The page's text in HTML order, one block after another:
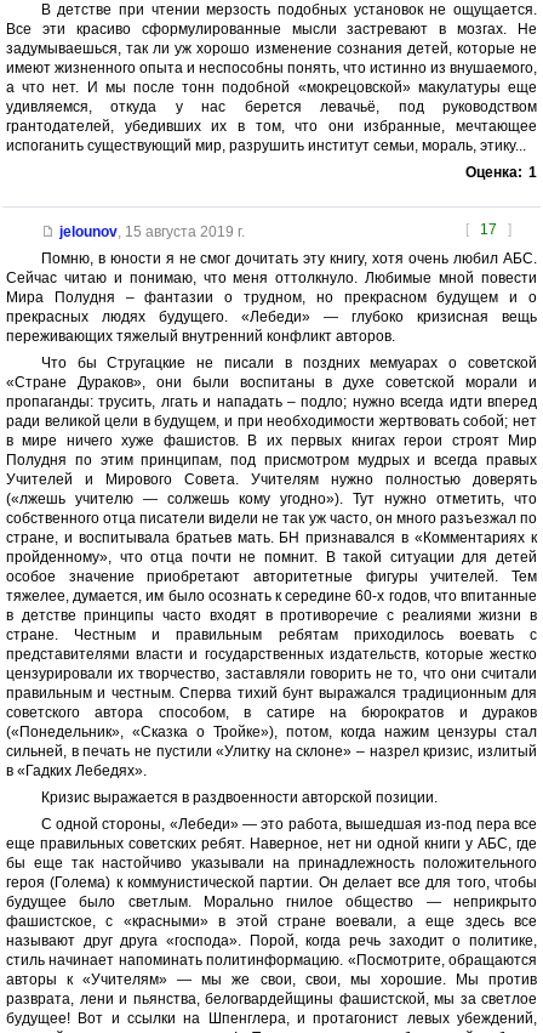
В детстве при чтении мерзость подобных установок не ощущается.
Все эти красиво сформулированные мысли застревают в мозгах. Не
задумываешься, так ли уж хорошо изменение сознания детей, которые не
имеют жизненного опыта и неспособны понять, что истинно из внушаемого,
а что нет. И мы после тонн подобной «мокрецовской» макулатуры еще
удивляемся, откуда у нас берется левачьё, под руководством
грантодателей, убедивших их в том, что они избранные, мечтающее
испоганить существующий мир, разрушить институт семьи, мораль, этику...
Оценка: 1
[ 17 ]
jelounov, 15 августа 2019 г.
Помню, в юности я не смог дочитать эту книгу, хотя очень любил АБС.
Сейчас читаю и понимаю, что меня оттолкнуло. Любимые мной повести
Мира Полудня – фантазии о трудном, но прекрасном будущем и о
прекрасных людях будущего. «Лебеди» — глубоко кризисная вещь
переживающих тяжелый внутренний конфликт авторов.
Что бы Стругацкие не писали в поздних мемуарах о советской
«Стране Дураков», они были воспитаны в духе советской морали и
пропаганды: трусить, лгать и нападать – подло; нужно всегда идти вперед
ради великой цели в будущем, и при необходимости жертвовать собой; нет
в мире ничего хуже фашистов. В их первых книгах герои строят Мир
Полудня по этим принципам, под присмотром мудрых и всегда правых
Учителей и Мирового Совета. Учителям нужно полностью доверять
(«лжешь учителю — солжешь кому угодно»). Тут нужно отметить, что
собственного отца писатели видели не так уж часто, он много разъезжал по
стране, и воспитывала братьев мать. БН признавался в «Комментариях к
пройденному», что отца почти не помнит. В такой ситуации для детей
особое значение приобретают авторитетные фигуры учителей. Тем
тяжелее, думается, им было осознать к середине 60-х годов, что впитанные
в детстве принципы часто входят в противоречие с реалиями жизни в
стране. Честным и правильным ребятам приходилось воевать с
представителями власти и государственных издательств, которые жестко
цензурировали их творчество, заставляли говорить не то, что они считали
правильным и честным. Сперва тихий бунт выражался традиционным для
советского автора способом, в сатире на бюрократов и дураков
(«Понедельник», «Сказка о Тройке»), потом, когда нажим цензуры стал
сильней, в печать не пустили «Улитку на склоне» – назрел кризис, излитый
в «Гадких Лебедях».
Кризис выражается в раздвоенности авторской позиции.
С одной стороны, «Лебеди» — это работа, вышедшая из-под пера все
еще правильных советских ребят. Наверное, нет ни одной книги у АБС, где
бы еще так настойчиво указывали на принадлежность положительного
героя (Голема) к коммунистической партии. Он делает все для того, чтобы
будущее было светлым. Морально гнилое общество — неприкрыто
фашистское, с «красными» в этой стране воевали, а еще здесь все
называют друг друга «господа». Порой, когда речь заходит о политике,
стиль начинает напоминать политинформацию. «Посмотрите, обращаются
авторы к «Учителям» — мы же свои, свои, мы хорошие. Мы против
разврата, лени и пьянства, белогвардейщины фашистской, мы за светлое
будущее! Вот и ссылки на Шпенглера, и протагонист левых убеждений,